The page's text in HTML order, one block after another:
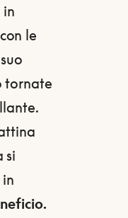
in
le
tornate
si